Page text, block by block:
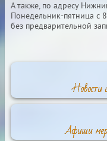
А также, по адресу
Понедельник-пятница с
без предварительной
Новости
Афиши